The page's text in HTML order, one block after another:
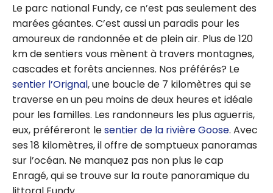
Le parc national Fundy, ce n’est pas seulement des
marées géantes. C’est aussi un paradis pour les
amoureux de randonnée et de plein air. Plus de 120
km de sentiers vous mènent à travers montagnes,
cascades et forêts anciennes. Nos préférés? Le
sentier l’Orignal, une boucle de 7 kilomètres qui se
traverse en un peu moins de deux heures et idéale
pour les familles. Les randonneurs les plus aguerris,
eux, préféreront lesentier de la rivière Goose. Avec
ses 18 kilomètres, il offre de somptueux panoramas
sur l’océan. Ne manquez pas non plus le cap
Enragé, qui se trouve sur la route panoramique du